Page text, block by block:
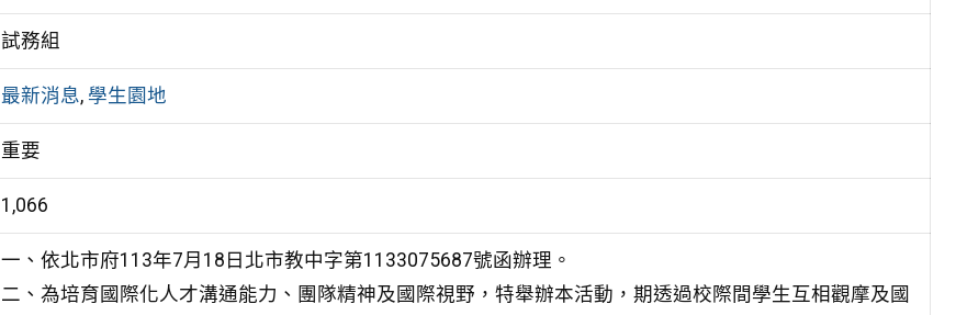
試務組
最新消息, 學生園地
重要
1,066
一、依北市府113年7月18日北市教中字第1133075687號函辦理。
二、為培育國際化人才溝通能力、團隊精神及國際視野，特舉辦本活動，期透過校際間學生互相觀摩及國